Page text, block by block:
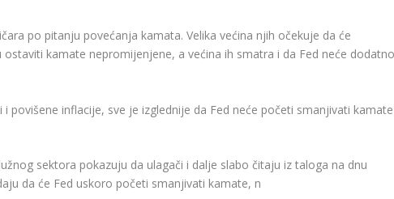
po pitanju povećanja kamata. Velika većina njih očekuje da će
kamate nepromijenjene, a većina ih smatra i da Fed neće
povišene inflacije, sve je izglednije da Fed neće početi smanjivati kamate
sektora pokazuju da ulagači i dalje slabo čitaju iz taloga na dnu
da će Fed uskoro početi smanjivati kamate, n